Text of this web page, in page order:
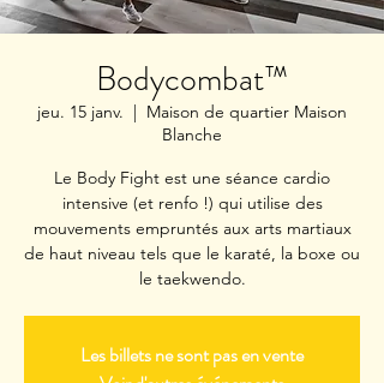
Bodycombat™
jeu. 15 janv.
  |
Maison de quartier Maison
Blanche
Le Body Fight est une séance cardio
intensive (et renfo !) qui utilise des
mouvements empruntés aux arts martiaux
de haut niveau tels que le karaté, la boxe ou
le taekwendo.
Les billets ne sont pas en vente